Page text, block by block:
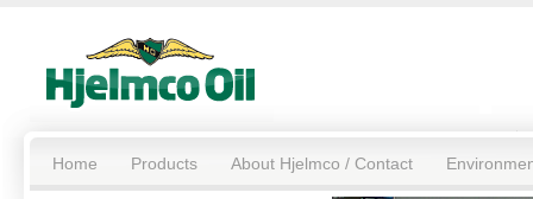
Home Products About Hjelmco / Contact